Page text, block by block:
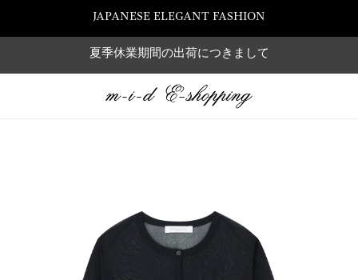
JAPANESE ELEGANT FASHION
夏季休業期間の出荷につきまして